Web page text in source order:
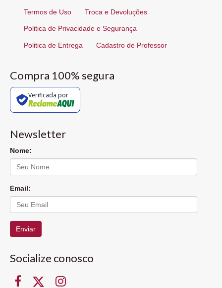
Termos de Uso Troca e Devoluções
Politica de Privacidade e Segurança
Politica de Entrega Cadastro de Professor
Compra 100% segura
Verificada por
Newsletter
Nome:
Email:
Enviar
Socialize conosco